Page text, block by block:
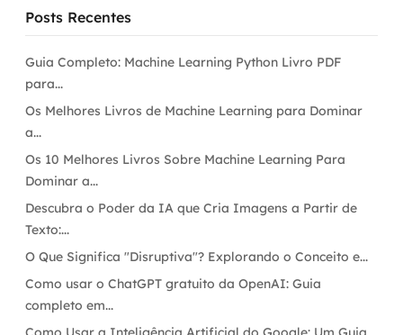
Posts Recentes
Guia Completo: Machine Learning Python Livro PDF
para...
Os Melhores Livros de Machine Learning para Dominar
a...
Os 10 Melhores Livros Sobre Machine Learning Para
Dominar a...
Descubra o Poder da IA que Cria Imagens a Partir de
Texto:...
O Que Significa "Disruptiva"? Explorando o Conceito e...
Como usar o ChatGPT gratuito da OpenAI: Guia
completo em...